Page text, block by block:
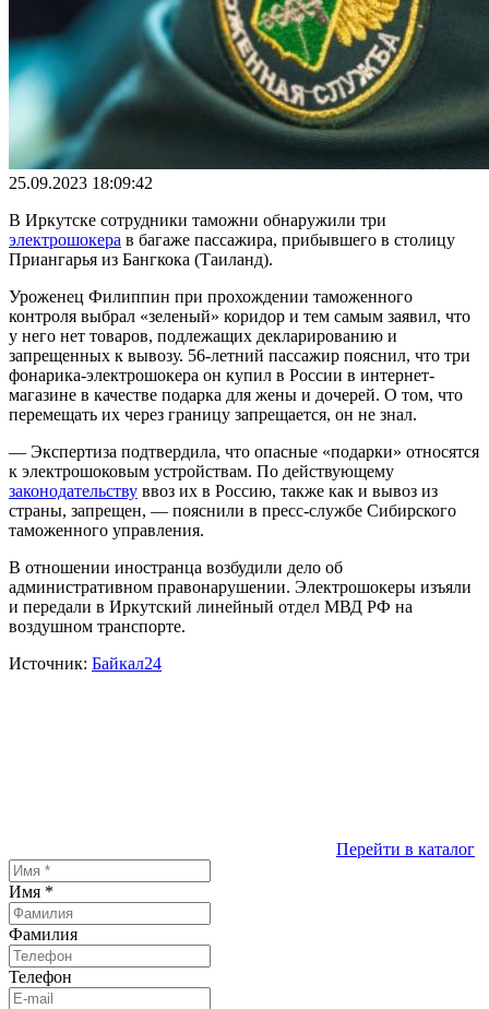
25.09.2023 18:09:42
В Иркутске сотрудники таможни обнаружили три
электрошокера в багаже пассажира, прибывшего в столицу
Приангарья из Бангкока (Таиланд).
Уроженец Филиппин при прохождении таможенного
контроля выбрал «зеленый» коридор и тем самым заявил, что
у него нет товаров, подлежащих декларированию и
запрещенных к вывозу. 56-летний пассажир пояснил, что три
фонарика-электрошокера он купил в России в интернет-
магазине в качестве подарка для жены и дочерей. О том, что
перемещать их через границу запрещается, он не знал.
— Экспертиза подтвердила, что опасные «подарки» относятся
к электрошоковым устройствам. По действующему
законодательству ввоз их в Россию, также как и вывоз из
страны, запрещен, — пояснили в пресс-службе Сибирского
таможенного управления.
В отношении иностранца возбудили дело об
административном правонарушении. Электрошокеры изъяли
и передали в Иркутский линейный отдел МВД РФ на
воздушном транспорте.
Источник: Байкал24
Перейти в каталог
Имя *
Фамилия
Телефон